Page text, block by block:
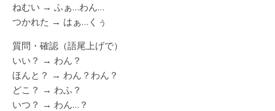
ねむい → ふぁ…わん…
つかれた → はぁ…くぅ
質問・確認（語尾上げで）
いい？ → わん？
ほんと？ → わん？わん？
どこ？ → わふ？
いつ？ → わん…？